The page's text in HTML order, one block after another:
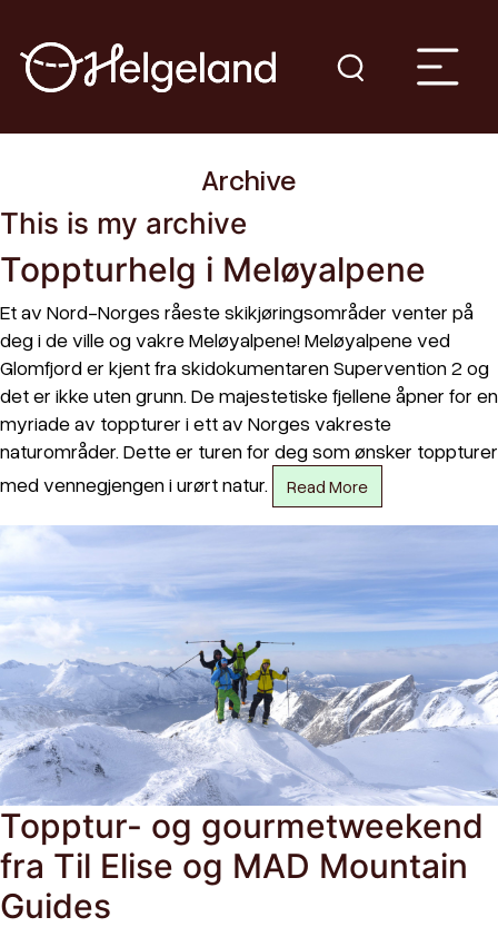
Archive
This is my archive
Toppturhelg i Meløyalpene
Et av Nord-Norges råeste skikjøringsområder venter på
deg i de ville og vakre Meløyalpene! Meløyalpene ved
Glomfjord er kjent fra skidokumentaren Supervention 2 og
det er ikke uten grunn. De majestetiske fjellene åpner for en
myriade av toppturer i ett av Norges vakreste
naturområder. Dette er turen for deg som ønsker toppturer
med vennegjengen i urørt natur.
Read More
Topptur- og gourmetweekend
fra Til Elise og MAD Mountain
Guides